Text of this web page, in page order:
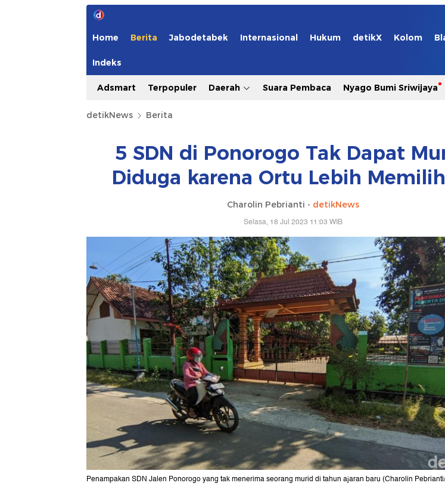
Home Berita Jabodetabek Internasional Hukum detikX Kolom
Indeks
Adsmart Terpopuler Daerah Suara Pembaca Nyago Bumi Sriwijaya
detikNews Berita
5 SDN di Ponorogo Tak Dapat
Diduga karena Ortu Lebih
Charolin Pebrianti - detikNews
Selasa, 18 Jul 2023 11:03 WIB
Penampakan SDN Jalen Ponorogo yang tak menerima seorang murid di tahun ajaran baru (Charolin